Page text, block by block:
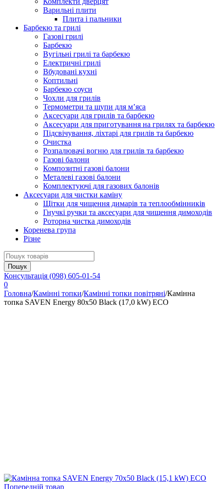
Варильні плити
Плита і пальники
Барбекю та грилі
Газові грилі
Барбекю
Вугільні грилі та барбекю
Електричні грилі
Вбудовані кухні
Коптильні
Барбекю соуси
Чохли для грилів
Термометри та щупи для м’яса
Аксесуари для грилів та барбекю
Аксесуари для приготування на грилях та барбекю
Підсвічування, ліхтарі для грилів та барбекю
Очистка
Розпалювачі вогню для грилів та барбекю
Газові балони
Композитні газові балони
Металеві газові балони
Комплектуючі для газових балонів
Аксесуари для чистки каміну
Щітки для чищення димарів та теплообмінників
Гнучкі ручки та аксесуари для чищення димоходів
Роторна чистка димоходів
Коренева група
Різне
Консультація (098) 605-01-54
0
Головна/Камінні топки/Камінні топки повітряні/Камінна
топка SAVEN Energy 80х50 Black (17,0 kW) ECO
Попередній товар